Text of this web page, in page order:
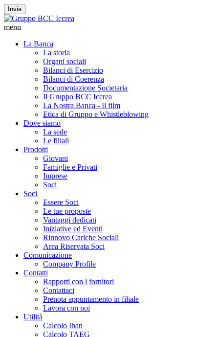
Invia
menu
La Banca
La storia
Organi sociali
Bilanci di Esercizio
Bilanci di Coerenza
Documentazione Societaria
Il Gruppo BCC Iccrea
La Nostra Banca - Il film
Etica di Gruppo e Whistleblowing
Dove siamo
La sede
Le filiali
Prodotti
Giovani
Famiglie e Privati
Imprese
Soci
Soci
Essere Soci
Le tue proposte
Vantaggi dedicati
Iniziative ed Eventi
Rinnovo Cariche Sociali
Area Riservata Soci
Comunicazione
Company Profile
Contatti
Rapporti con i fornitori
Contattaci
Prenota appuntamento in filiale
Lavora con noi
Utilità
Calcolo Iban
Calcolo TAEG